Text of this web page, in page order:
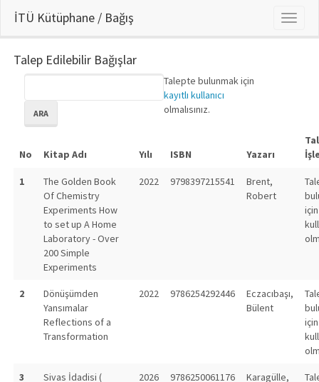
İTÜ Kütüphane / Bağış
Talep Edilebilir Bağışlar
ARA
Talepte bulunmak için
kayıtlı kullanıcı
olmalısınız.
No Kitap Adı Yılı ISBN Yazarı
1
The Golden Book
Of Chemistry
Experiments How
to set up A Home
Laboratory - Over
200 Simple
Experiments
2022 9798397215541
Brent,
Robert
2
Dönüşümden
Yansımalar
Reflections of a
Transformation
2022 9786254292446
Eczacıbaşı,
Bülent
3
Sivas İdadisi (
2026 9786250061176
Karagülle,